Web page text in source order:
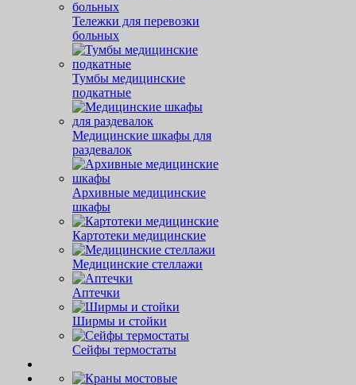
Тележки для перевозки
больных
Тумбы медицинские
подкатные
Медицинские шкафы для
раздевалок
Архивные медицинские
шкафы
Картотеки медицинские
Медицинские стеллажи
Аптечки
Ширмы и стойки
Сейфы термостаты